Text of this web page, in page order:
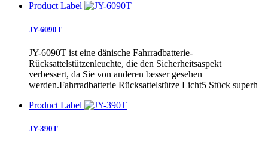
Product Label
JY-6090T
JY-6090T ist eine dänische Fahrradbatterie-
Rücksattelstützenleuchte, die den Sicherheitsaspekt
verbessert, da Sie von anderen besser gesehen
werden.Fahrradbatterie Rücksattelstütze Licht5 Stück superh
Product Label
JY-390T